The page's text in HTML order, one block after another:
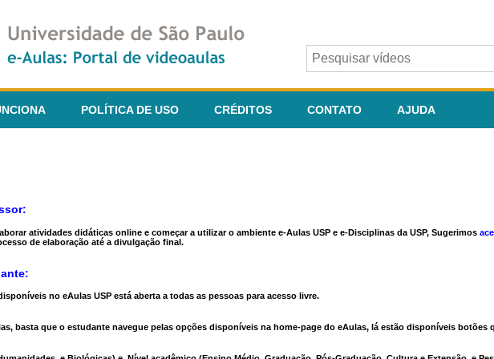
POLÍTICA DE USO CRÉDITOS CONTATO AJUDA
atividades didáticas online e começar a utilizar o ambiente e-Aulas USP e e-Disciplinas da USP, Sugerimos
de elaboração até a divulgação final.
no eAulas USP está aberta a todas as pessoas para acesso livre.
basta que o estudante navegue pelas opções disponíveis na home-page do eAulas, lá estão disponíveis